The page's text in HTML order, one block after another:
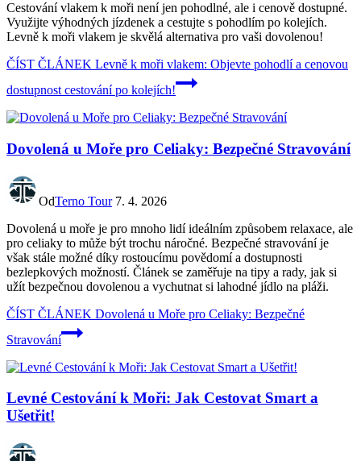
Cestování vlakem k moři není jen pohodlné, ale i cenově dostupné.
Využijte výhodných jízdenek a cestujte s pohodlím po kolejích.
Levně k moři vlakem je skvělá alternativa pro vaši dovolenou!
ČÍST ČLÁNEK Levně k moři vlakem: Objevte pohodlí a cenovou
dostupnost cestování po kolejích!
Dovolená u Moře pro Celiaky: Bezpečné Stravování
OdTerno Tour 7. 4. 2026
Dovolená u moře je pro mnoho lidí ideálním způsobem relaxace, ale
pro celiaky to může být trochu náročné. Bezpečné stravování je
však stále možné díky rostoucímu povědomí a dostupnosti
bezlepkových možností. Článek se zaměřuje na tipy a rady, jak si
užít bezpečnou dovolenou a vychutnat si lahodné jídlo na pláži.
ČÍST ČLÁNEK Dovolená u Moře pro Celiaky: Bezpečné
Stravování
Levné Cestování k Moři: Jak Cestovat Smart a
Ušetřit!